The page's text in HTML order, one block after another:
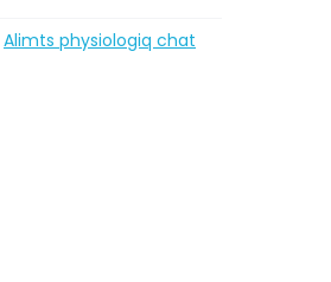
Alimts physiologiq chat